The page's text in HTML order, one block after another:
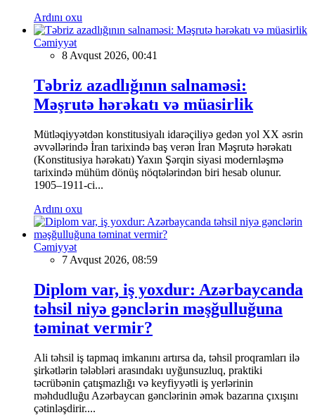
Ardını oxu
Cəmiyyət
8 Avqust 2026, 00:41
Təbriz azadlığının salnaməsi:
Məşrutə hərəkatı və müasirlik
Mütləqiyyətdən konstitusiyalı idarəçiliyə gedən yol XX əsrin
əvvəllərində İran tarixində baş verən İran Məşrutə hərəkatı
(Konstitusiya hərəkatı) Yaxın Şərqin siyasi modernləşmə
tarixində mühüm dönüş nöqtələrindən biri hesab olunur.
1905–1911-ci...
Ardını oxu
Cəmiyyət
7 Avqust 2026, 08:59
Diplom var, iş yoxdur: Azərbaycanda
təhsil niyə gənclərin məşğulluğuna
təminat vermir?
Ali təhsil iş tapmaq imkanını artırsa da, təhsil proqramları ilə
şirkətlərin tələbləri arasındakı uyğunsuzluq, praktiki
təcrübənin çatışmazlığı və keyfiyyətli iş yerlərinin
məhdudluğu Azərbaycan gənclərinin əmək bazarına çıxışını
çətinləşdirir....